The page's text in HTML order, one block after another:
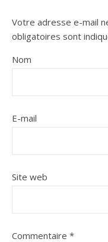
Votre adresse e-mail
obligatoires sont
Nom
E-mail
Site web
Commentaire *